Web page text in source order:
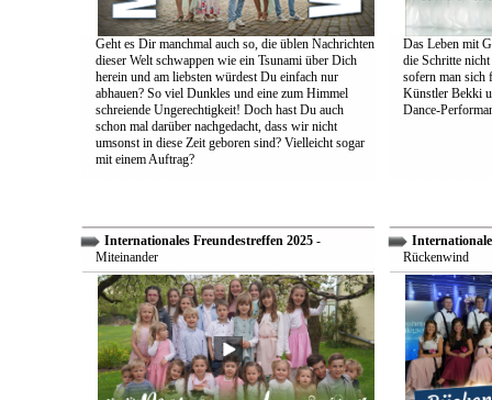
Geht es Dir manchmal auch so, die üblen Nachrichten
dieser Welt schwappen wie ein Tsunami über Dich
herein und am liebsten würdest Du einfach nur
abhauen? So viel Dunkles und eine zum Himmel
schreiende Ungerechtigkeit! Doch hast Du auch
schon mal darüber nachgedacht, dass wir nicht
umsonst in diese Zeit geboren sind? Vielleicht sogar
mit einem Auftrag?
Das Leben mit
die Schritte
sofern man sich
Künstler Bekki
Dance-
Internationales Freundestreffen 2025-
Miteinander
Rückenwind